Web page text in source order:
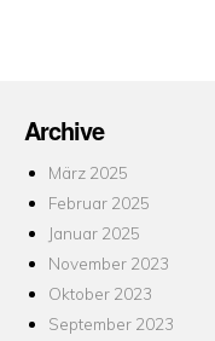
Archive
März 2025
Februar 2025
Januar 2025
November 2023
Oktober 2023
September 2023